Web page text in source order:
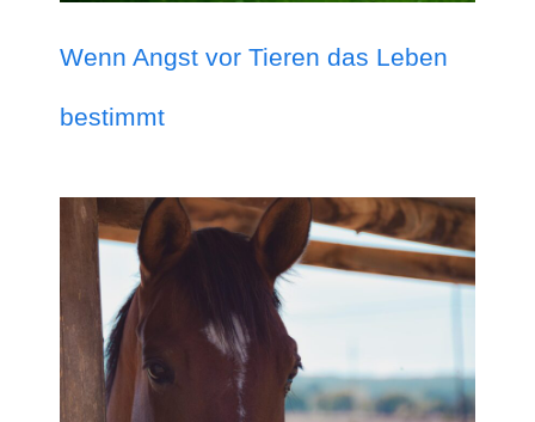
Wenn Angst vor Tieren das Leben
bestimmt